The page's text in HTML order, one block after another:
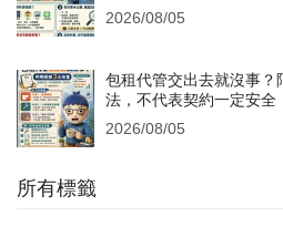
2026/08/05
包租代管交出去就沒事？
法，不代表契約一定安全
2026/08/05
所有標籤